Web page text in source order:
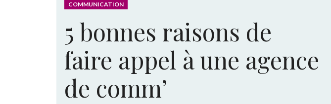
COMMUNICATION
5 bonnes raisons de
faire appel à une agence
de comm’